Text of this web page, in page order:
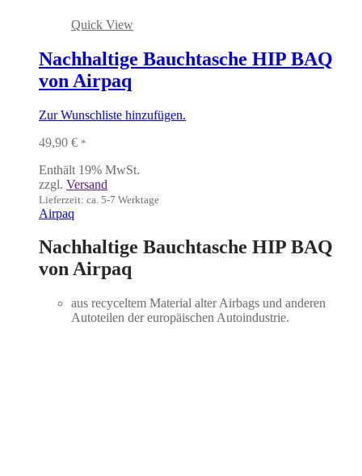
Quick View
Nachhaltige Bauchtasche HIP BAQ
von Airpaq
Zur Wunschliste hinzufügen.
49,90 € *
Enthält 19% MwSt.
zzgl. Versand
Lieferzeit: ca. 5-7 Werktage
Airpaq
Nachhaltige Bauchtasche HIP BAQ
von Airpaq
aus recyceltem Material alter Airbags und anderen
Autoteilen der europäischen Autoindustrie.